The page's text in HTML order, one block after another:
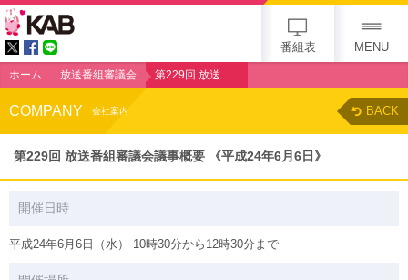
番組表 MENU
ホーム 放送番組審議会 第229回 放送番組審議会議事概要 《平成24年6月6日》
COMPANY 会社案内 BACK
第229回 放送番組審議会議事概要 《平成24年6月6日》
開催日時
平成24年6月6日（水） 10時30分から12時30分まで